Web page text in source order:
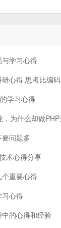
学习心得
心得 思考比编
学习心得
为什么却做PHP
问题多
术心得分享
重要心得
习心得
的心得和经验